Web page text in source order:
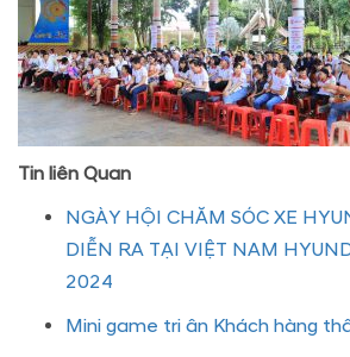
Tin liên Quan
NGÀY HỘI CHĂM SÓC XE
DIỄN RA TẠI VIỆT NAM
2024
Mini game tri ân Khách hàng